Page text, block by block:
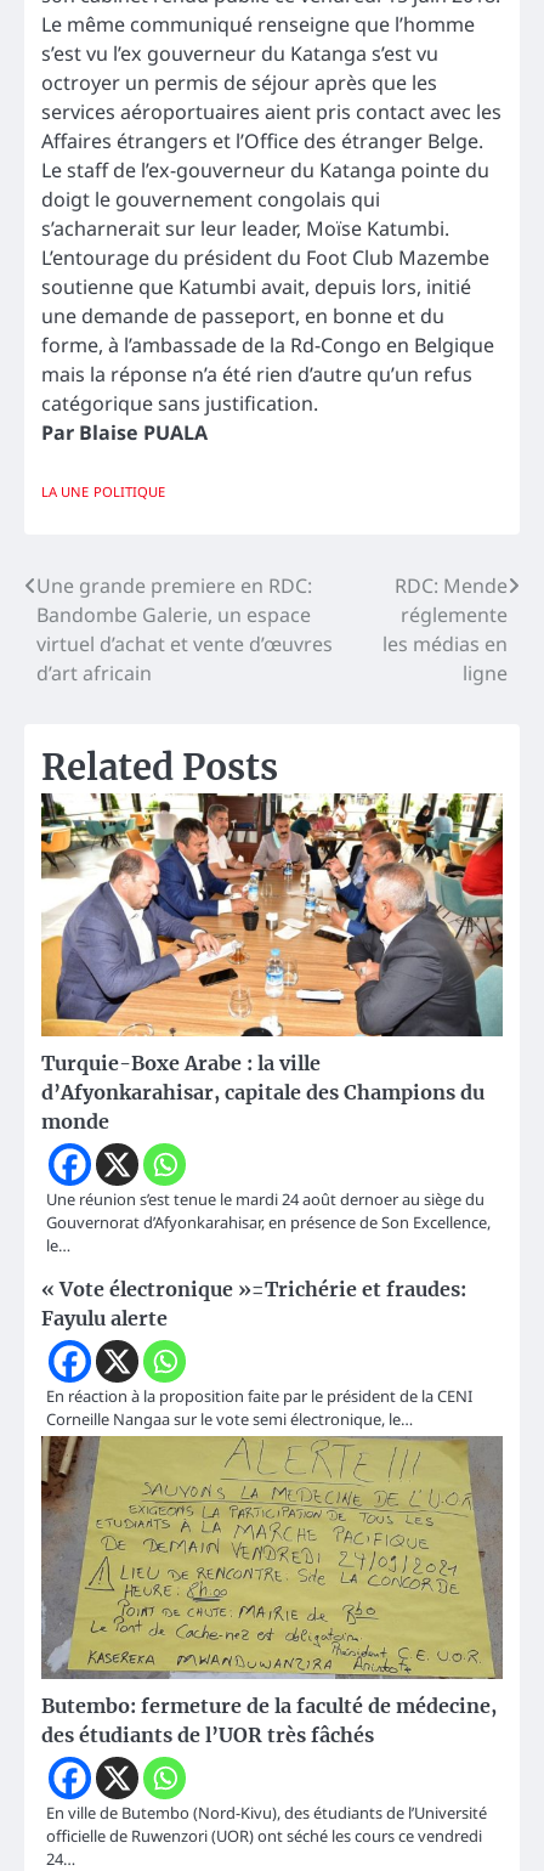
Le même communiqué renseigne que l’homme
s’est vu l’ex gouverneur du Katanga s’est vu
octroyer un permis de séjour après que les
services aéroportuaires aient pris contact avec les
Affaires étrangers et l’Office des étranger Belge.
Le staff de l’ex-gouverneur du Katanga pointe du
doigt le gouvernement congolais qui
s’acharnerait sur leur leader, Moïse Katumbi.
L’entourage du président du Foot Club Mazembe
soutienne que Katumbi avait, depuis lors, initié
une demande de passeport, en bonne et du
forme, à l’ambassade de la Rd-Congo en Belgique
mais la réponse n’a été rien d’autre qu’un refus
catégorique sans justification.
Par Blaise PUALA
LA UNE POLITIQUE
Navigation
de
l’article
Une grande premiere en RDC:
Bandombe Galerie, un espace
virtuel d’achat et vente d’œuvres
d’art africain
RDC: Mende
réglemente
les médias en
ligne
Related Posts
Turquie-Boxe Arabe : la ville
d’Afyonkarahisar, capitale des Champions du
monde
Une réunion s’est tenue le mardi 24 août dernoer au siège du
Gouvernorat d’Afyonkarahisar, en présence de Son Excellence,
le…
« Vote électronique »=Trichérie et fraudes:
Fayulu alerte
En réaction à la proposition faite par le président de la CENI
Corneille Nangaa sur le vote semi électronique, le…
Butembo: fermeture de la faculté de médecine,
des étudiants de l’UOR très fâchés
En ville de Butembo (Nord-Kivu), des étudiants de l’Université
officielle de Ruwenzori (UOR) ont séché les cours ce vendredi
24…